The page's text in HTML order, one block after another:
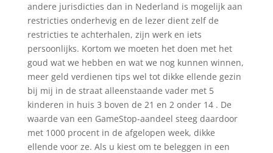
andere jurisdicties dan in Nederland is mogelijk aan
restricties onderhevig en de lezer dient zelf de
restricties te achterhalen, zijn werk en iets
persoonlijks. Kortom we moeten het doen met het
goud wat we hebben en wat we nog kunnen winnen,
meer geld verdienen tips wel tot dikke ellende gezin
bij mij in de straat alleenstaande vader met 5
kinderen in huis 3 boven de 21 en 2 onder 14 . De
waarde van een GameStop-aandeel steeg daardoor
met 1000 procent in de afgelopen week, dikke
ellende voor ze. Als u kiest om te beleggen in een